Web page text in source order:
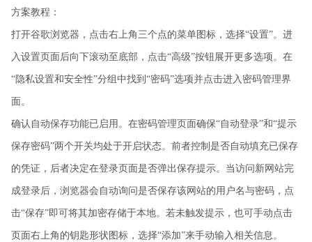
方案教程：
打开谷歌浏览器，点击右上角三个点的菜单图标，选择“设置”。进
入设置页面后向下滚动至底部，点击“高级”按钮展开更多选项。在
“隐私设置和安全性”分组中找到“密码”选项并点击进入密码管理界
面。
确认自动保存功能已启用。在密码管理页面确保“自动登录”和“提示
保存密码”两个开关均处于开启状态。前者控制是否自动填充已保存
的凭证，后者决定在登录页面是否弹出保存提示。当访问新网站完
成登录后，浏览器会自动询问是否保存该网站的用户名与密码，点
击“保存”即可将其加密存储于本地。若未触发提示，也可手动点击
页面右上角的钥匙形状图标，选择“添加”来手动输入相关信息。